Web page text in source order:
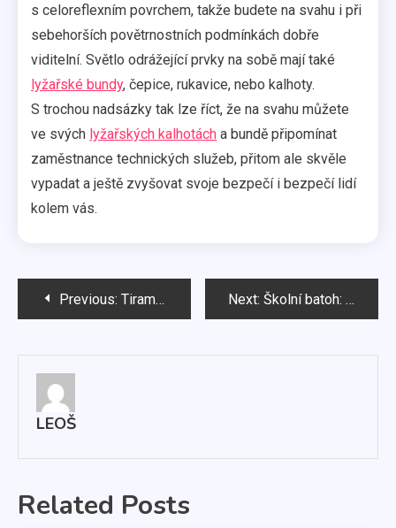
s celoreflexním povrchem, takže budete na svahu i při
sebehorších povětrnostních podmínkách dobře
viditelní. Světlo odrážející prvky na sobě mají také
lyžařské bundy, čepice, rukavice, nebo kalhoty.
S trochou nadsázky tak lze říct, že na svahu můžete
ve svých lyžařských kalhotách a bundě připomínat
zaměstnance technických služeb, přitom ale skvěle
vypadat a ještě zvyšovat svoje bezpečí i bezpečí lidí
kolem vás.
Navigace
příspěvek
Previous: Tiramisu kuličky a další dezerty s kávou Next: Školní batoh: Myslete na zdravý vývoj vašeho dítěte
LEOŠ
Related Posts